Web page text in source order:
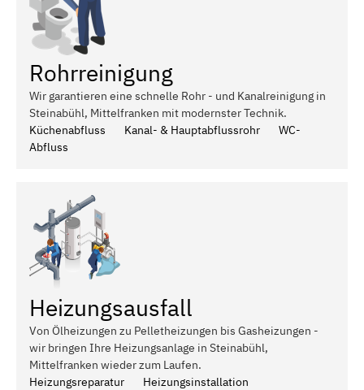
Rohrreinigung
Wir garantieren eine schnelle Rohr - und Kanalreinigung in
Steinabühl, Mittelfranken mit modernster Technik.
Küchenabfluss
Kanal- & Hauptabflussrohr
WC-
Abfluss
Heizungsausfall
Von Ölheizungen zu Pelletheizungen bis Gasheizungen -
wir bringen Ihre Heizungsanlage in Steinabühl,
Mittelfranken wieder zum Laufen.
Heizungsreparatur
Heizungsinstallation